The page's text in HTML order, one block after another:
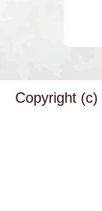
Copyright